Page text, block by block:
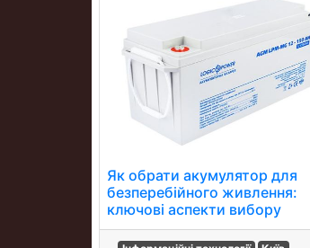
Як обрати акумулятор для
безперебійного живлення:
ключові аспекти вибору